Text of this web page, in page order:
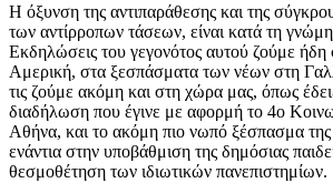
Η όξυνση της αντιπαράθεσης και της
των αντίρροπων τάσεων, είναι κατά τη
Εκδηλώσεις του γεγονότος αυτού ζούμε ήδη
Αμερική, στα ξεσπάσματα των νέων στη
τις ζούμε ακόμη και στη χώρα μας, όπως
διαδήλωση που έγινε με αφορμή το 4ο
Αθήνα, και το ακόμη πιο νωπό ξέσπασμα της
ενάντια στην υποβάθμιση της δημόσιας
θεσμοθέτηση των ιδιωτικών πανεπιστημίων.